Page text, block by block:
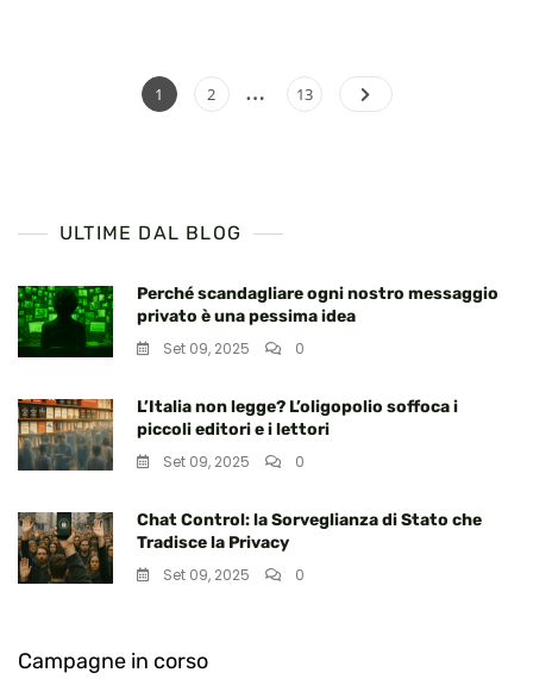
Paginazione
Page
1 Page
2 … Page
13
ULTIME DAL BLOG
Perché scandagliare ogni nostro messaggio
privato è una pessima idea
Set 09, 2025
0
L’Italia non legge? L’oligopolio soffoca i
piccoli editori e i lettori
Set 09, 2025
0
Chat Control: la Sorveglianza di Stato che
Tradisce la Privacy
Set 09, 2025
0
Campagne in corso